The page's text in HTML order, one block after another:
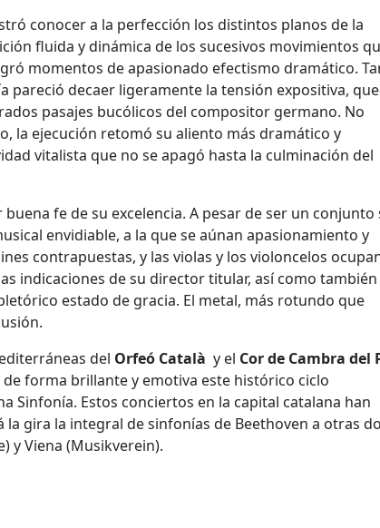
conocer a la perfección los distintos planos de la
fluida y dinámica de los sucesivos movimientos
momentos de apasionado efectismo dramático.
pareció decaer ligeramente la tensión expositiva,
pasajes bucólicos del compositor germano. No
la ejecución retomó su aliento más dramático y
vitalista que no se apagó hasta la culminación del
fe de su excelencia. A pesar de ser un conjunto
envidiable, a la que se aúnan apasionamiento y
contrapuestas, y las violas y los violoncelos
indicaciones de su director titular, así como también
estado de gracia. El metal, más rotundo que
del Orfeó Català y el Cor de Cambra del
forma brillante y emotiva este histórico ciclo
Sinfonía. Estos conciertos en la capital catalana han
gira la integral de sinfonías de Beethoven a otras
y Viena (Musikverein).